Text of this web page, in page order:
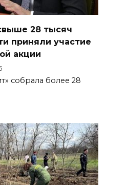
28 тысяч
приняли участие
акции
собрала более 28